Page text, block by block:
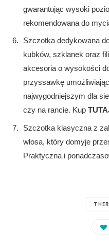
gwarantując wysoki
rekomendowana do
Szczotka dedykowana
kubków, szklanek oraz
akcesoria o wysokości
przyssawkę
najwygodniejszym dla
czy na rancie. Kup
Szczotka klasyczna z
włosa, który domyje
Praktyczna i